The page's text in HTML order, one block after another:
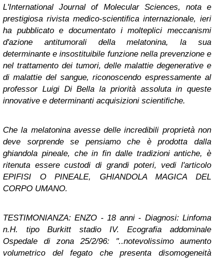
L'International Journal of Molecular Sciences, nota e
prestigiosa rivista medico-scientifica internazionale, ieri
ha pubblicato e documentato i molteplici meccanismi
d'azione antitumorali della melatonina, la sua
determinante e insostituibile funzione nella prevenzione e
nel trattamento dei tumori, delle malattie degenerative e
di malattie del sangue, riconoscendo espressamente al
professor Luigi Di Bella la priorità assoluta in queste
innovative e determinanti acquisizioni scientifiche.
Che la melatonina avesse delle incredibili proprietà non
deve sorprende se pensiamo che è prodotta dalla
ghiandola pineale, che in fin dalle tradizioni antiche, è
ritenuta essere custodi di grandi poteri, vedi l'articolo
EPIFISI O PINEALE, GHIANDOLA MAGICA DEL
CORPO UMANO.
TESTIMONIANZA: ENZO - 18 anni - Diagnosi: Linfoma
n.H. tipo Burkitt stadio IV. Ecografia addominale
Ospedale di zona 25/2/96: "..notevolissimo aumento
volumetrico del fegato che presenta disomogeneità